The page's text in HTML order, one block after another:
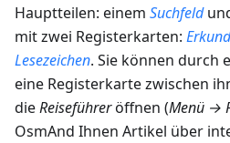
Hauptteilen: einem Suchfeld
mit zwei Registerkarten:
Lesezeichen. Sie können durch
eine Registerkarte zwischen
dieReiseführeröffnen (Menü →
OsmAnd Ihnen Artikel über